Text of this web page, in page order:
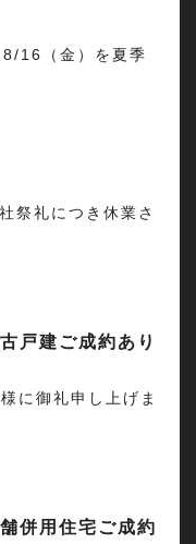
16（金）を夏季
祭礼につき休業さ
戸建ご成約あり
に御礼申し上げま
併用住宅ご成約